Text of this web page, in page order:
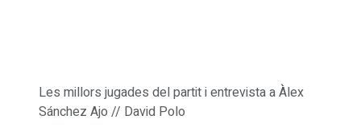
Les millors jugades del partit i entrevista a Àlex
Sánchez Ajo // David Polo